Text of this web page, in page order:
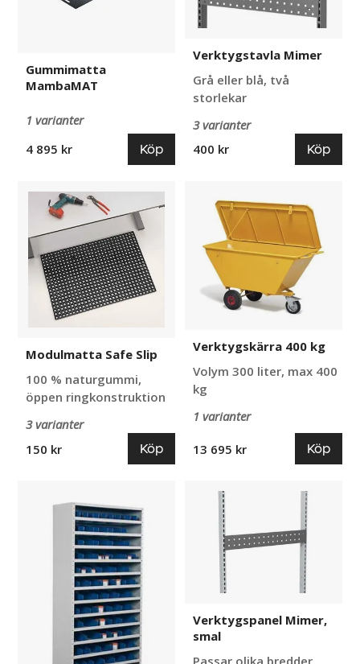
Gummimatta
MambaMAT
1 varianter
4 895 kr
Köp
Verktygstavla Mimer
Grå eller blå, två
storlekar
3 varianter
400 kr
Köp
Modulmatta
Modulmatta Safe Slip
100 % naturgummi,
öppen ringkonstruktion
3 varianter
150 kr
Köp
Verktygskärra 400 kg
Volym 300 liter, max 400
kg
1 varianter
13 695 kr Köp
Verktygspanel
Mimer,
Verktygspanel Mimer,
smal